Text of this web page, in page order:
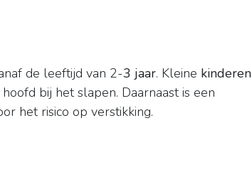
de leeftijd van 2-3 jaar. Kleine kinderen
bij het slapen. Daarnaast is een
het risico op verstikking.